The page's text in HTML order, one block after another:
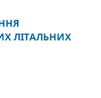
ЛІТАЛЬНИХ